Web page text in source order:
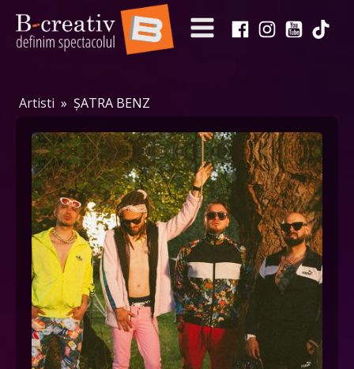
Artisti » ȘATRA BENZ